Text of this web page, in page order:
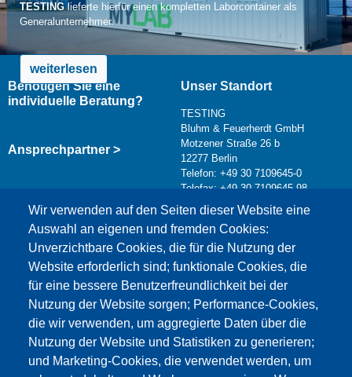
TESTINGlieferte hierfür einen kompletten Laborcontainer als
Generalunternehmer.
weiterlesen
Wir verwenden auf den Seiten dieser Website eine
Auswahl an eigenen und fremden Cookies:
Unverzichtbare Cookies, die für die Nutzung der
Website erforderlich sind; funktionale Cookies, die
für eine bessere Benutzerfreundlichkeit bei der
Nutzung der Website sorgen; Performance-Cookies,
die wir verwenden, um aggregierte Daten über die
Nutzung der Website und Statistiken zu generieren;
und Marketing-Cookies, die verwendet werden, um
Benötigen Sie eine
individuelle Beratung?
Ansprechpartner >
Unser Standort
TESTING
Bluhm & Feuerherdt GmbH
Motzener Straße 26 b
12277 Berlin
Telefon: +49 30 7109645-0
Telefax: +49 30 7109645-98
info@testing.de
Dieser Inhalt ist blockiert, da die Google Maps
Cookies nicht akzeptiert wurden.